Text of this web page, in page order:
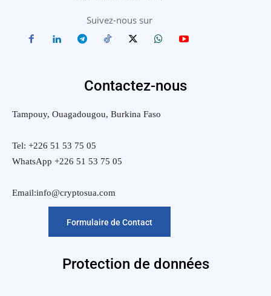
Suivez-nous sur
Contactez-nous
Tampouy, Ouagadougou, Burkina Faso
Tel: +226 51 53 75 05
WhatsApp +226 51 53 75 05
Email:info@cryptosua.com
Formulaire de Contact
Protection de données